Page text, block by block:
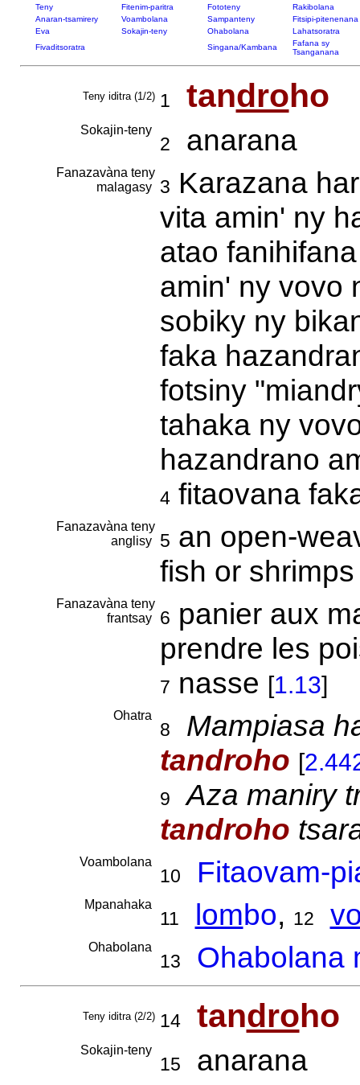
Teny Fitenim-paritra Fototeny
Rakibolana
Anaran-tsamirery
Voambolana Sampanteny
Fitsipi-pitenenana
Eva
Sokajin-teny Ohabolana
Lahatsoratra
Fivaditsoratra
Singana/Kambana
Fafana sy
Tsanganana
Teny iditra (1/2) 1 tandroho
Sokajin-teny
2 anarana
Fanazavàna teny
malagasy
3 Karazana
vita amin' ny
atao
amin' ny vovo
sobiky ny
faka
fotsiny
tahaka ny
hazandrano
4fitaovana
Fanazavàna teny
anglisy
5 an open-
fish or
Fanazavàna teny
frantsay
6 panier aux
prendre les
7 nasse [1.13]
Ohatra
8
Mampiasa
tandroho [
9
Aza maniry
tandroho
Voambolana
10 Fitaovam-
Mpanahaka
11 lombo, 12
Ohabolana
13 Ohabolana
Teny iditra (2/2) 14 tandroho
Sokajin-teny
15 anarana